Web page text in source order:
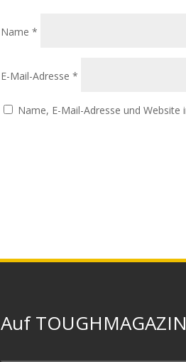
Name *
E-Mail-Adresse *
Name, E-Mail-Adresse und
Auf